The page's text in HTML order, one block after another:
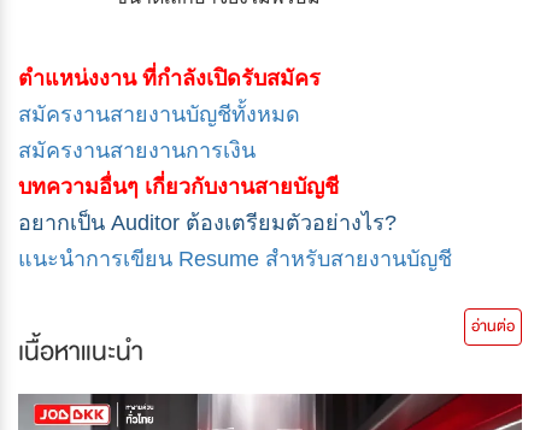
ตำแหน่งงาน ที่กำลังเปิดรับสมัคร
สมัครงานสายงานบัญชีทั้งหมด
สมัครงานสายงานการเงิน
บทความอื่นๆ เกี่ยวกับงานสายบัญชี
อยากเป็น Auditor ต้องเตรียมตัวอย่างไร?
แนะนำการเขียน Resume สำหรับสายงานบัญชี
เนื้อหาแนะนำ
อ่านต่อ